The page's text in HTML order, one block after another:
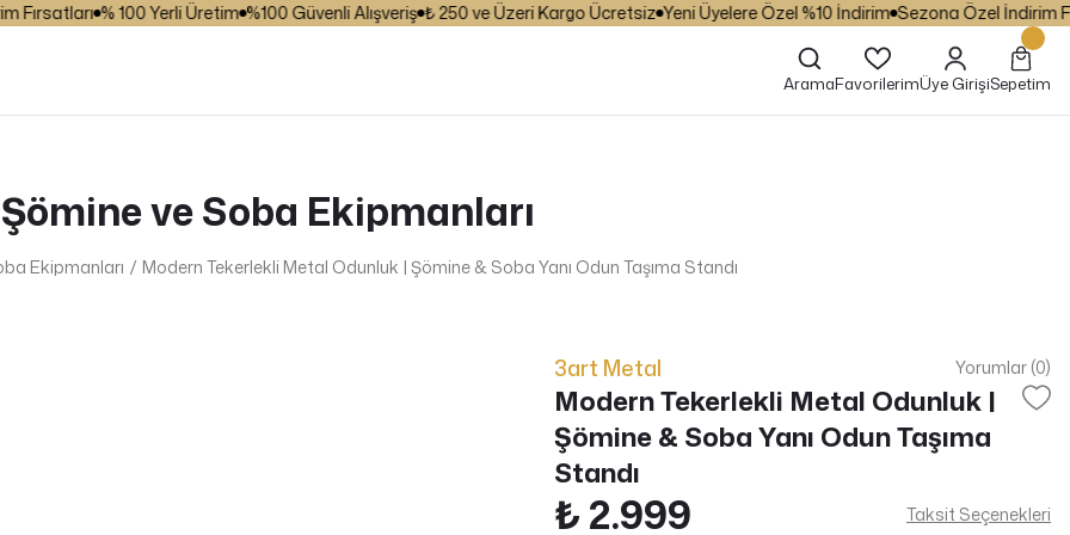
% 100 Yerli Üretim %100 Güvenli Alışveriş ₺ 250 ve Üzeri Kargo Ücretsiz Yeni Üyelere Özel %10 İndirim Sezona Özel İndirim
AramaFavorilerimÜye GirişiSepetim
Şömine ve Soba Ekipmanları
Ekipmanları Modern Tekerlekli Metal Odunluk | Şömine & Soba Yanı Odun Taşıma Standı
3art Metal Yorumlar (0)
Modern Tekerlekli Metal Odunluk |
Şömine & Soba Yanı Odun Taşıma
Standı
₺ 2.999 Taksit Seçenekleri